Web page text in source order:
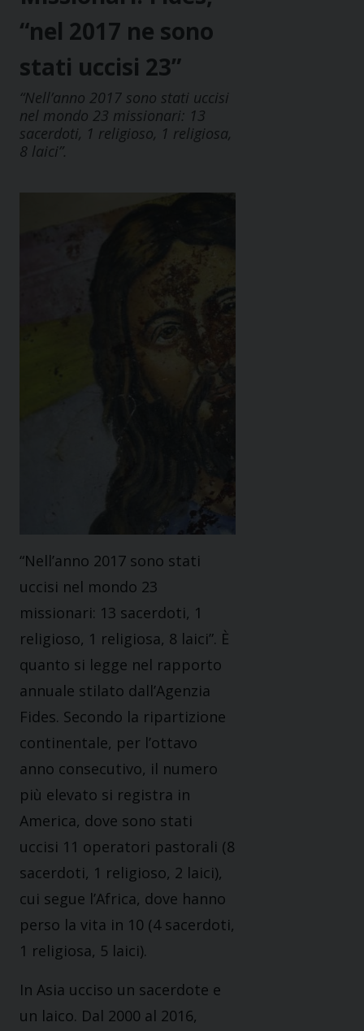
“nel 2017 ne sono
stati uccisi 23”
“Nell’anno 2017 sono stati uccisi
nel mondo 23 missionari: 13
sacerdoti, 1 religioso, 1 religiosa,
8 laici”.
“Nell’anno 2017 sono stati
uccisi nel mondo 23
missionari: 13 sacerdoti, 1
religioso, 1 religiosa, 8 laici”. È
quanto si legge nel rapporto
annuale stilato dall’Agenzia
Fides. Secondo la ripartizione
continentale, per l’ottavo
anno consecutivo, il numero
più elevato si registra in
America, dove sono stati
uccisi 11 operatori pastorali (8
sacerdoti, 1 religioso, 2 laici),
cui segue l’Africa, dove hanno
perso la vita in 10 (4 sacerdoti,
1 religiosa, 5 laici).
In Asia ucciso un sacerdote e
un laico. Dal 2000 al 2016,